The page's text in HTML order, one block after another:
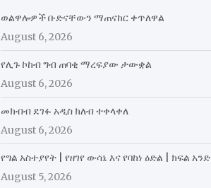
ወልዋሎዎች ቡድናቸውን ማጠናከር ቀጥለዋል
August 6, 2026
የሊጉ ኮከብ ግብ ጠባቂ ማረፍያው ታውቋል
August 6, 2026
መክብብ ደገፉ አዲስ ክለብ ተቀላቀለ
August 6, 2026
የግል አስተያየት | የዘገየ ውሳኔ እና የባከነ ዕድል | ክፍል አንድ
August 5, 2026